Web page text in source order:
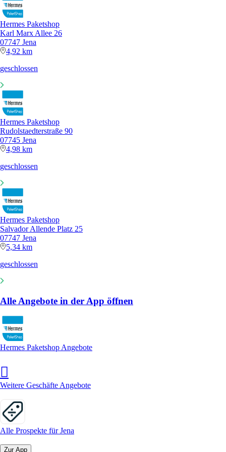
Hermes Paketshop
Karl Marx Allee 26
07747 Jena
4,92 km
geschlossen
Hermes Paketshop
Rudolstaedterstraße 90
07745 Jena
4,98 km
geschlossen
Hermes Paketshop
Salvador Allende Platz 25
07747 Jena
5,34 km
geschlossen
Alle Angebote in der App öffnen
Hermes Paketshop Angebote
Weitere Geschäfte Angebote
Alle Prospekte für Jena
Zur App